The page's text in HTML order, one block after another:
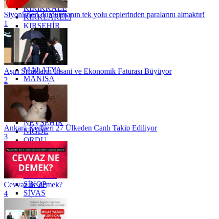
KIRIKKALE
KIRKLARELİ
KIRŞEHİR
KOCAELİ
KONYA
KÜTAHYA
KİLİS
MALATYA
MANİSA
MARDİN
MERSİN
MUĞLA
MUŞ
NEVŞEHİR
NİĞDE
ORDU
OSMANİYE
RİZE
SAKARYA
SAMSUN
SİNOP
SİVAS
SİİRT
TEKİRDAĞ
Siyonistleri durdurmanın tek yolu ceplerinden paralarını almaktır!
1
Aşırı Sıcakların İnsani ve Ekonomik Faturası Büyüyor
2
Ankara Kedileri 27 Ülkeden Canlı Takip Ediliyor
3
Cevvaz ne demek?
4